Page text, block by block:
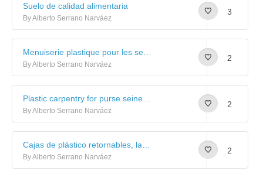
Suelo de calidad alimentaria
By Alberto Serrano Narváez
3
By Alberto Serrano Narváez
2
By Alberto Serrano Narváez
2
By Alberto Serrano Narváez
2